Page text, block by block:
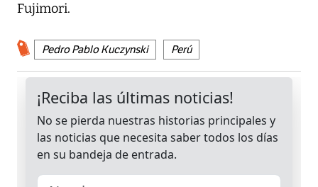
Fujimori.
Pedro Pablo Kuczynski Perú